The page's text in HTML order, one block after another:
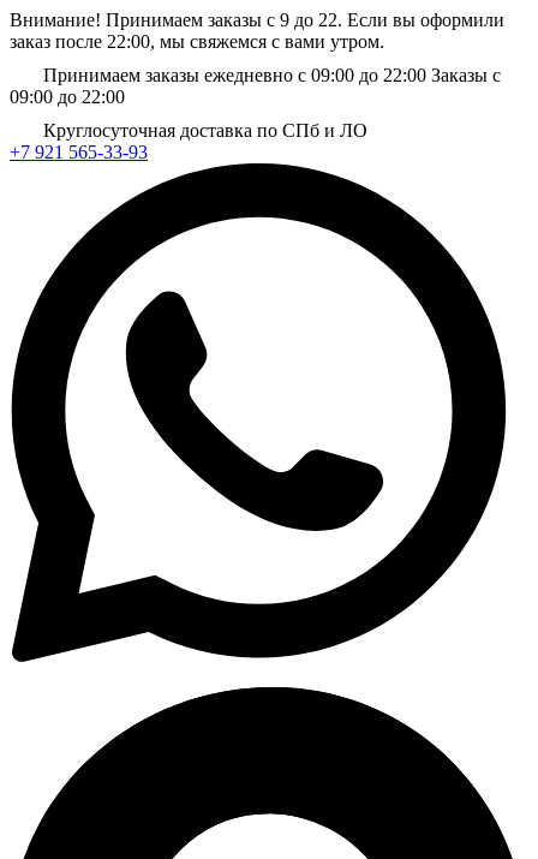
Внимание! Принимаем заказы с 9 до 22. Если вы оформили
заказ после 22:00, мы свяжемся с вами утром.
Принимаем заказы ежедневно с 09:00 до 22:00 Заказы с
09:00 до 22:00
Круглосуточная доставка по СПб и ЛО
+7 921 565-33-93